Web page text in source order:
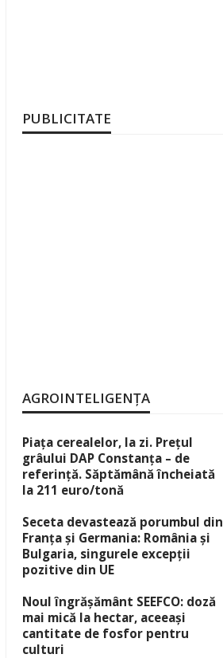
PUBLICITATE
AGROINTELIGENȚA
Piața cerealelor, la zi. Prețul
grâului DAP Constanța – de
referință. Săptămână încheiată
la 211 euro/tonă
Seceta devastează porumbul din
Franța și Germania: România și
Bulgaria, singurele excepții
pozitive din UE
Noul îngrășământ SEEFCO: doză
mai mică la hectar, aceeași
cantitate de fosfor pentru
culturi